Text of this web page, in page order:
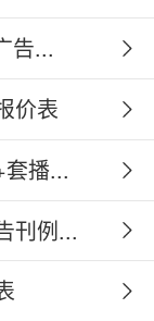
告...
价表
播...
刊例...